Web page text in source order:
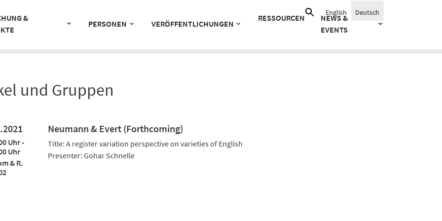
&
PERSONEN VERÖFFENTLICHUNGEN
RESSOURCEN
NEWS &
EVENTS
Suche
nach:
English Deutsch
und Gruppen
Uhr -
Uhr
& R.
Neumann & Evert (Forthcoming)
Title: A register variation perspective on varieties of English
Presenter: Gohar Schnelle